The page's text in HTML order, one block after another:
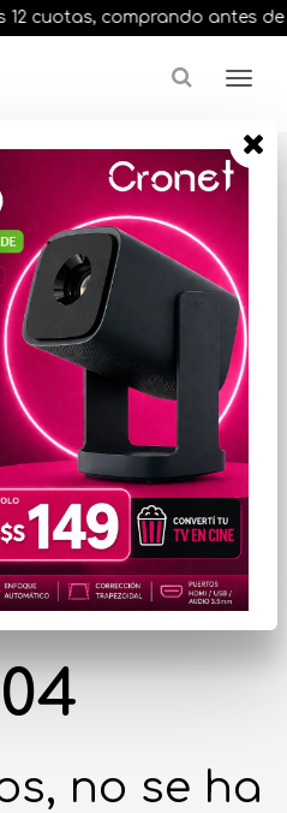
cuotas, comprando antes de
no se ha